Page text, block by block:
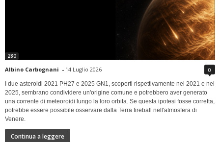
280
Albino Carbognani - 14 Luglio 2026 0
I due asteroidi 2021 PH27 e 2025 GN1, scoperti rispettivamente nel 2021 e nel
2025, sembrano condividere un'origine comune e potrebbero aver generato
una corrente di meteoroidi lungo la loro orbita. Se questa ipotesi fosse corretta,
potrebbe essere possibile osservare dalla Terra fireball nell'atmosfera di
Venere.
Continua a leggere